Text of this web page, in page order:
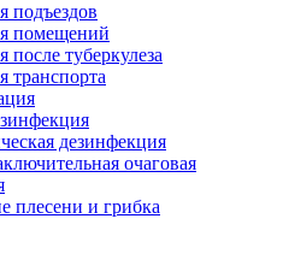
подъездов
помещений
после туберкулеза
транспорта
дезинфекция
очаговая
плесени и грибка